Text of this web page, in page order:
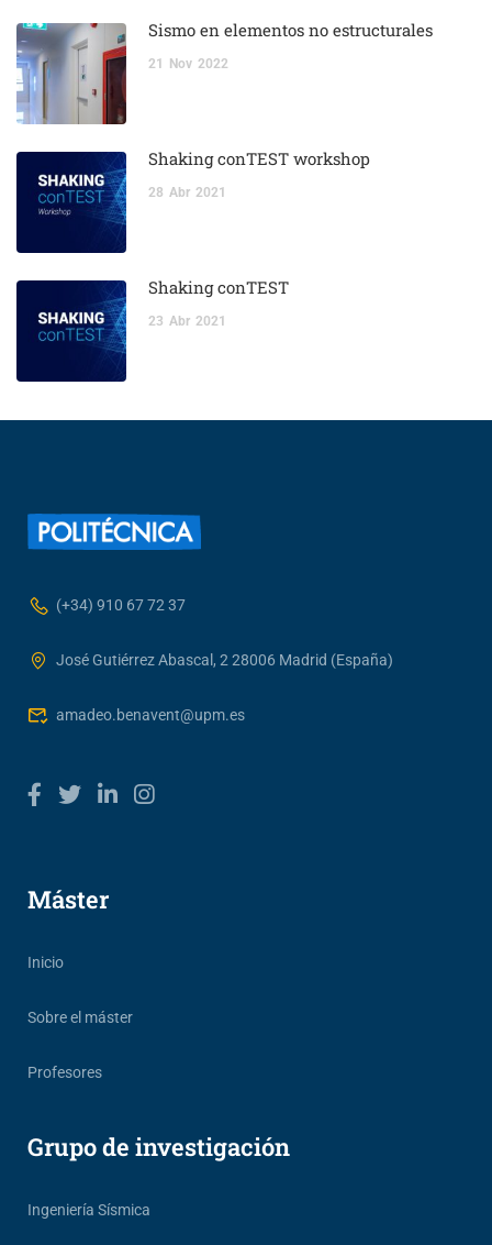
Sismo en elementos no estructurales
21 Nov 2022
Shaking conTEST workshop
28 Abr 2021
Shaking conTEST
23 Abr 2021
(+34) 910 67 72 37
José Gutiérrez Abascal, 2 28006 Madrid (España)
amadeo.benavent@upm.es
Máster
Inicio
Sobre el máster
Profesores
Grupo de investigación
Ingeniería Sísmica